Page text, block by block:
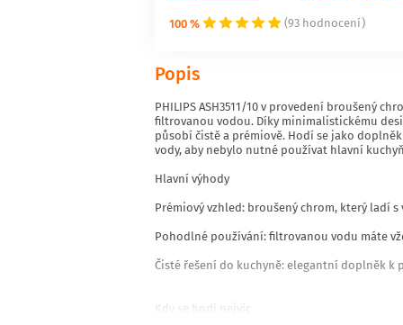
100 % (93 hodnocení)
Popis
PHILIPS ASH3511/10 v provedení broušený
filtrovanou vodou. Díky minimalistickému
působí čistě a prémiově. Hodí se jako
vody, aby nebylo nutné používat hlavní
Hlavní výhody
Prémiový vzhled: broušený chrom, který ladí
Pohodlné používání: filtrovanou vodu máte
Čisté řešení do kuchyně: elegantní doplněk k
Kdy se hodí nejvíc